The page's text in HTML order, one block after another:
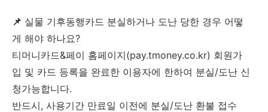
📌 실물 기후동행카드 분실하거나 도난 당한 경우 어떻
게 해야 하나요?
티머니카드&페이 홈페이지(pay.tmoney.co.kr) 회원가
입 및 카드 등록을 완료한 이용자에 한하여 분실/도난 신
청가능합니다.
반드시, 사용기간 만료일 이전에 분실/도난 환불 접수